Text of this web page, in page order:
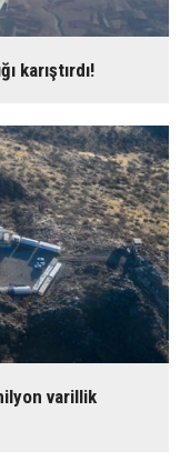
karıştırdı!
varillik